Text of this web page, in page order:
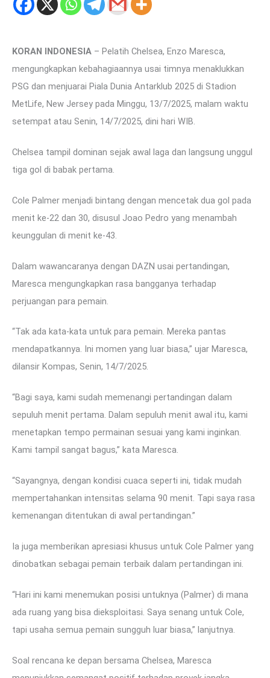
KORAN INDONESIA – Pelatih Chelsea, Enzo Maresca,
mengungkapkan kebahagiaannya usai timnya menaklukkan
PSG dan menjuarai Piala Dunia Antarklub 2025 di Stadion
MetLife, New Jersey pada Minggu, 13/7/2025, malam waktu
setempat atau Senin, 14/7/2025, dini hari WIB.
Chelsea tampil dominan sejak awal laga dan langsung unggul
tiga gol di babak pertama.
Cole Palmer menjadi bintang dengan mencetak dua gol pada
menit ke-22 dan 30, disusul Joao Pedro yang menambah
keunggulan di menit ke-43.
Dalam wawancaranya dengan DAZN usai pertandingan,
Maresca mengungkapkan rasa bangganya terhadap
perjuangan para pemain.
“Tak ada kata-kata untuk para pemain. Mereka pantas
mendapatkannya. Ini momen yang luar biasa,” ujar Maresca,
dilansir Kompas, Senin, 14/7/2025.
“Bagi saya, kami sudah memenangi pertandingan dalam
sepuluh menit pertama. Dalam sepuluh menit awal itu, kami
menetapkan tempo permainan sesuai yang kami inginkan.
Kami tampil sangat bagus,” kata Maresca.
“Sayangnya, dengan kondisi cuaca seperti ini, tidak mudah
mempertahankan intensitas selama 90 menit. Tapi saya rasa
kemenangan ditentukan di awal pertandingan.”
Ia juga memberikan apresiasi khusus untuk Cole Palmer yang
dinobatkan sebagai pemain terbaik dalam pertandingan ini.
“Hari ini kami menemukan posisi untuknya (Palmer) di mana
ada ruang yang bisa dieksploitasi. Saya senang untuk Cole,
tapi usaha semua pemain sungguh luar biasa,” lanjutnya.
Soal rencana ke depan bersama Chelsea, Maresca